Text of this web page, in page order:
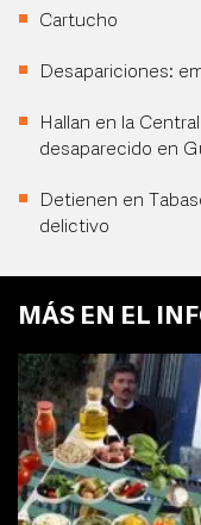
Cartucho
Desapariciones:
Hallan en la
desaparecido en
Detienen en
delictivo
MÁS EN EL